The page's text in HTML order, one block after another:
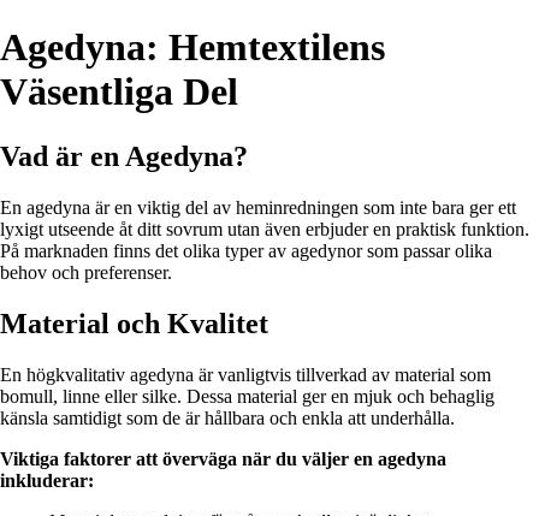
Agedyna: Hemtextilens
Väsentliga Del
Vad är en Agedyna?
En agedyna är en viktig del av heminredningen som inte bara ger ett
lyxigt utseende åt ditt sovrum utan även erbjuder en praktisk funktion.
På marknaden finns det olika typer av agedynor som passar olika
behov och preferenser.
Material och Kvalitet
En högkvalitativ agedyna är vanligtvis tillverkad av material som
bomull, linne eller silke. Dessa material ger en mjuk och behaglig
känsla samtidigt som de är hållbara och enkla att underhålla.
Viktiga faktorer att överväga när du väljer en agedyna
inkluderar: